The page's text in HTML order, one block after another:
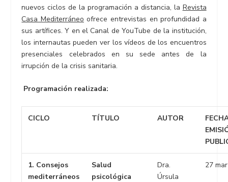
nuevos ciclos de la programación a distancia, la Revista
Casa Mediterráneo ofrece entrevistas en profundidad a
sus artífices. Y en el Canal de YouTube de la institución,
los internautas pueden ver los vídeos de los encuentros
presenciales celebrados en su sede antes de la
irrupción de la crisis sanitaria.
Programación realizada:
CICLO TÍTULO AUTOR
1. Consejos
mediterráneos
Salud
psicológica
Dra.
Úrsula
27